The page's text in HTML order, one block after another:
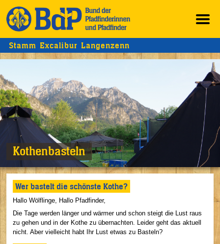
Stamm Excalibur Langenzenn
Kothenbasteln
Wer bastelt die schönste Kothe?
Hallo Wölflinge, Hallo Pfadfinder,
Die Tage werden länger und wärmer und schon steigt die Lust raus
zu gehen und in der Kothe zu übernachten. Leider geht das aktuell
nicht. Aber vielleicht habt Ihr Lust etwas zu Basteln?